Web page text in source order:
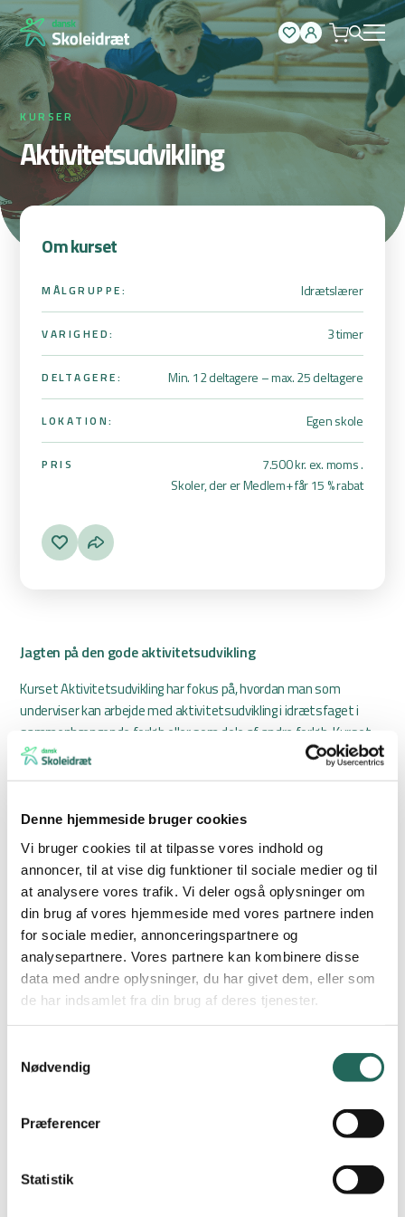
Denne hjemmeside bruger cookies
Vi bruger cookies til at tilpasse vores indhold og
annoncer, til at vise dig funktioner til sociale medier og til
at analysere vores trafik. Vi deler også oplysninger om
din brug af vores hjemmeside med vores partnere inden
for sociale medier, annonceringspartnere og
analysepartnere. Vores partnere kan kombinere disse
data med andre oplysninger, du har givet dem, eller som
de har indsamlet fra din brug af deres tjenester.
Nødvendig
Præferencer
Statistik
Spring
til
indhold
KURSER
Aktivitetsudvikling
Om kurset
MÅLGRUPPE: Idrætslærer
VARIGHED: 3 timer
DELTAGERE: Min. 12 deltagere – max. 25 deltagere
LOKATION: Egen skole
PRIS
7.500 kr. ex. moms .
Skoler, der er Medlem+ får 15 % rabat
Jagten på den gode aktivitetsudvikling
Kurset Aktivitetsudvikling har fokus på, hvordan man som
underviser kan arbejde med aktivitetsudvikling i idrætsfaget i
sammenhængende forløb eller som dele af andre forløb. Kurset
har derfor som formål at:
aktivitetsudviklingsværktøjer.
deltagerne får kendskab til, hvordan de kan tilrettelægge
forløb, hvor eleverne lærer at udvikle og justere spil og
idrætsaktiviteter.
skabe aktive pauser til glæde og gavn for alle.
deltagerne får kendskab til, hvorledes
aktivitetsudviklingsværktøjer kan bidrage til at kvalificere
elevernes udviklingsproces frem mod prøven i idræt.
Kursets praktiske aktiviteter tager afsæt i aktiviteten
kan arbejde med i idrætsfaget, hvor eleverne kan videreudvikle
Med henblik på at udvikle og justere idrætsludo introduceres
deltagerne til de grundlæggende aktivitetsudviklingsmodeller og
værktøjer som fx: Aktivitetshjulet, Fisken, Idrætsaktiviteters